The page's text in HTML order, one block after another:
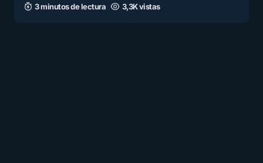
3 minutos de lectura 3,3K vistas